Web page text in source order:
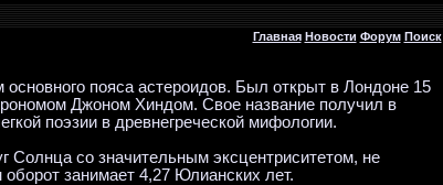
Главная Новости Форум Поиск
пояса астероидов. Был открыт в Лондоне 15
Джоном Хиндом. Свое название получил в
поэзии в древнегреческой мифологии.
Солнца со значительным эксцентриситетом, не
занимает 4,27 Юлианских лет.